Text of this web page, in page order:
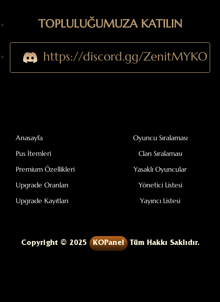
TOPLULUĞUMUZA KATILIN
https://discord.gg/ZenitMYKO
Anasayfa
Pus İtemleri
Premium Özellikleri
Upgrade Oranları
Upgrade Kayıtları
Oyuncu Sıralaması
Clan Sıralaması
Yasaklı Oyuncular
Yönetici Listesi
Yayıncı Listesi
Copyright © 2025 KOPanel Tüm Hakkı Saklıdır.